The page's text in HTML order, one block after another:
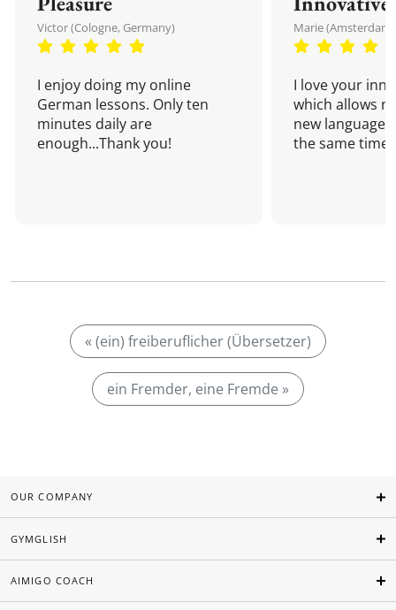
Victor (Cologne, Germany)
I enjoy doing my online
German lessons. Only ten
minutes daily are
enough...Thank you!
Marie
I love your
which allows
new language
the same time!
« (ein) freiberuflicher (Übersetzer)
ein Fremder, eine Fremde »
OUR COMPANY
GYMGLISH
AIMIGO COACH